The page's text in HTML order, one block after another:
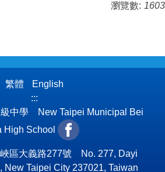
瀏覽數: 1603
繁體
English
:::
級中學 New Taipei Municipal Bei
High School
區大義路277號 No. 277, Dayi
New Taipei City 237021, Taiwan